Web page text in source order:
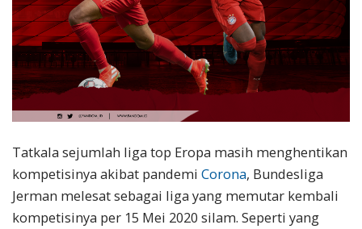
Tatkala sejumlah liga top Eropa masih menghentikan
kompetisinya akibat pandemi Corona, Bundesliga
Jerman melesat sebagai liga yang memutar kembali
kompetisinya per 15 Mei 2020 silam. Seperti yang